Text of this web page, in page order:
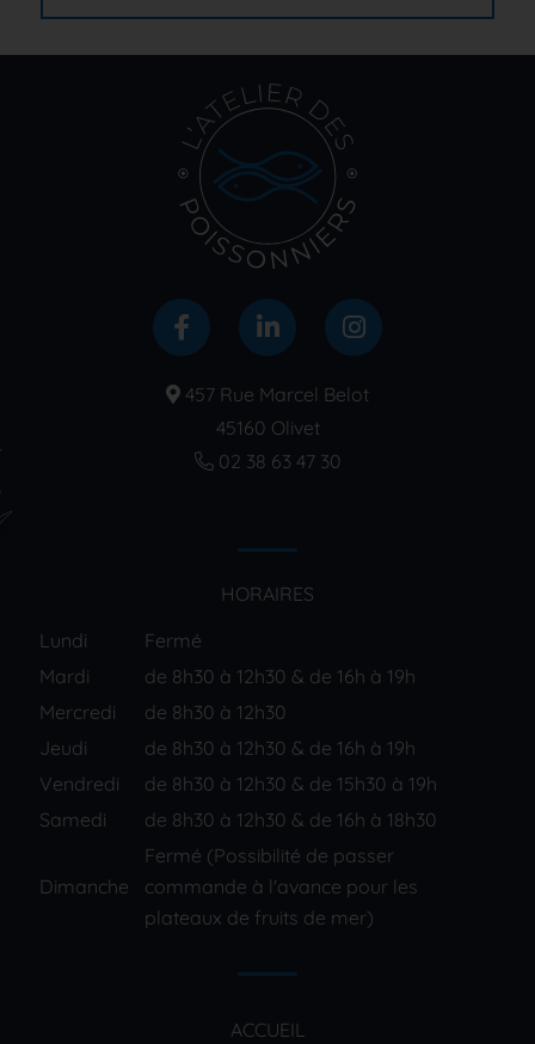
457 Rue Marcel Belot
45160 Olivet
02 38 63 47 30
HORAIRES
Lundi
Fermé
Mardi
de 8h30 à 12h30 & de 16h à 19h
Mercredi
de 8h30 à 12h30
Jeudi
de 8h30 à 12h30 & de 16h à 19h
Vendredi
de 8h30 à 12h30 & de 15h30 à 19h
Samedi
de 8h30 à 12h30 & de 16h à 18h30
Dimanche
Fermé (Possibilité de passer
commande à l'avance pour les
plateaux de fruits de mer)
ACCUEIL